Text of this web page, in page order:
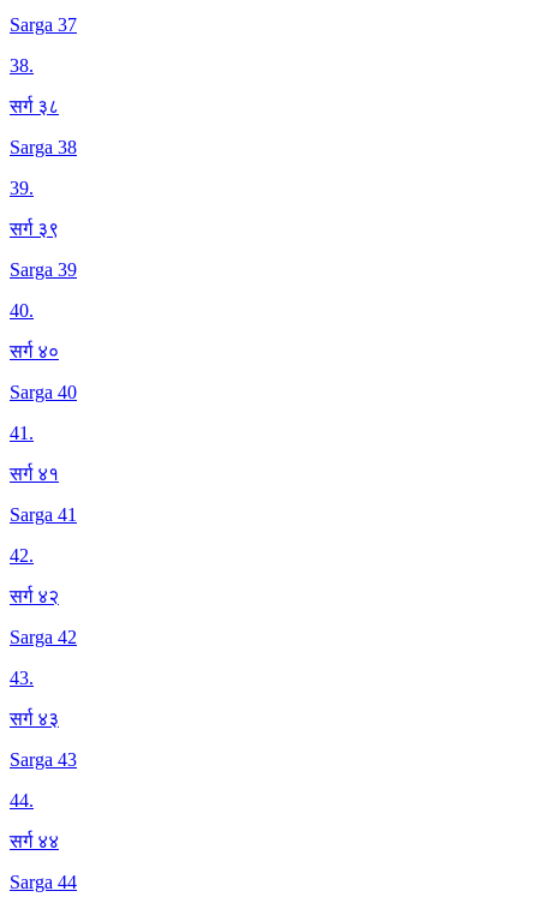
Sarga 37
38.
सर्ग ३८
Sarga 38
39.
सर्ग ३९
Sarga 39
40.
सर्ग ४०
Sarga 40
41.
सर्ग ४१
Sarga 41
42.
सर्ग ४२
Sarga 42
43.
सर्ग ४३
Sarga 43
44.
सर्ग ४४
Sarga 44